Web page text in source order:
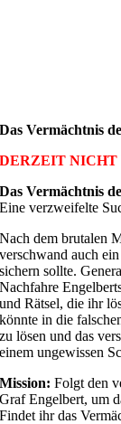
Das Vermächtnis
DERZEIT NICHT
Das Vermächtnis
Eine verzweifelte
Nach dem brutalen
verschwand auch
sichern sollte.
Nachfahre
und Rätsel, die ihr
könnte in die
zu lösen und das
einem ungewissen
Mission: Folgt den
Graf Engelbert, um
Findet ihr das